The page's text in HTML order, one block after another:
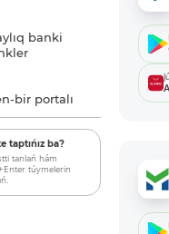
banki
bir portalı
taptıńız ba?
tanlań hám
túymelerin